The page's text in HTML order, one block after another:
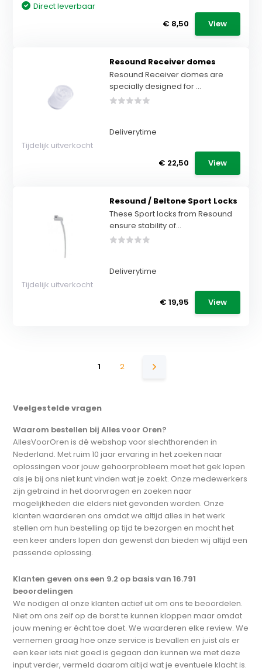
Direct leverbaar
€ 8,50
View
Resound Receiver domes
Resound Receiver domes are
specially designed for ...
Deliverytime
Tijdelijk uitverkocht
€ 22,50
View
Resound / Beltone Sport Locks
These Sport locks from Resound
ensure stability of...
Deliverytime
Tijdelijk uitverkocht
€ 19,95
View
1 2
Veelgestelde vragen
Waarom bestellen bij Alles voor Oren?
AllesVoorOren is dé webshop voor slechthorenden in
Nederland. Met ruim 10 jaar ervaring in het zoeken naar
oplossingen voor jouw gehoorprobleem moet het gek lopen
als je bij ons niet kunt vinden wat je zoekt. Onze medewerkers
zijn getraind in het doorvragen en zoeken naar
mogelijkheden die elders niet gevonden worden. Onze
klanten waarderen ons omdat we altijd alles in het werk
stellen om hun bestelling op tijd te bezorgen en mocht het
een keer anders lopen dan gewenst dan bieden wij altijd een
passende oplossing.
Klanten geven ons een 9.2 op basis van 16.791
beoordelingen
We nodigen al onze klanten actief uit om ons te beoordelen.
Niet om ons zelf op de borst te kunnen kloppen maar omdat
jouw mening er écht toe doet. We waarderen elke review. We
vernemen graag hoe onze service is bevallen en juist als er
een keer iets niet goed is gegaan dan kunnen we met deze
input verder, vermeld daarom altijd wat je eventuele klacht is.